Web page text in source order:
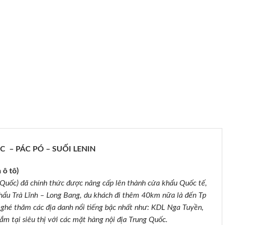
– PÁC PÓ – SUỐI LENIN
ô tô)
đã chính thức được nâng cấp lên thành cửa khẩu Quốc tế,
Trà Lĩnh – Long Bang, du khách đi thêm 40km nữa là đến Tp
thăm các địa danh nổi tiếng bậc nhất như: KDL Nga Tuyền,
tại siêu thị với các mặt hàng nội địa Trung Quốc.